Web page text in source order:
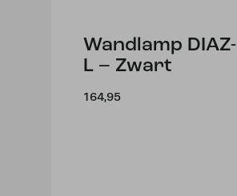
Wandlamp DIAZ-
L – Zwart
164,95